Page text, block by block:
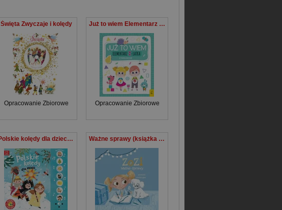
Święta Zwyczaje i kolędy
Opracowanie Zbiorowe
Już to wiem Elementarz 2-latka z naklejkami
Opracowanie Zbiorowe
Polskie kolędy dla dzieci. Słuchaj i śpiewaj Ważne sprawy (książka + CD)